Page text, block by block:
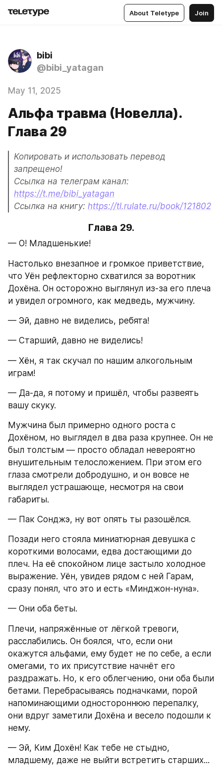
About Teletype Join
bibi
@bibi_yatagan
May 11, 2025
Альфа травма (Новелла).
Глава 29
Копировать и использовать перевод
запрещено!
https://t.me/bibi_yatagan
Ссылка на книгу: https://tl.rulate.ru/book/121802
Глава 29.
— О! Младшенькие!
Настолько внезапное и громкое приветствие,
что Уён рефлекторно схватился за воротник
Дохёна. Он осторожно выглянул из-за его плеча
и увидел огромного, как медведь, мужчину.
— Эй, давно не виделись, ребята!
— Старший, давно не виделись!
— Хён, я так скучал по нашим алкогольным
играм!
— Да-да, я потому и пришёл, чтобы развеять
вашу скуку.
Мужчина был примерно одного роста с
Дохёном, но выглядел в два раза крупнее. Он не
был толстым — просто обладал невероятно
внушительным телосложением. При этом его
глаза смотрели добродушно, и он вовсе не
выглядел устрашающе, несмотря на свои
габариты.
— Пак Сонджэ, ну вот опять ты разошёлся.
Позади него стояла миниатюрная девушка с
короткими волосами, едва достающими до
плеч. На её спокойном лице застыло холодное
выражение. Уён, увидев рядом с ней Гарам,
сразу понял, что это и есть «Минджон-нуна».
— Они оба беты.
Плечи, напряжённые от лёгкой тревоги,
расслабились. Он боялся, что, если они
окажутся альфами, ему будет не по себе, а если
омегами, то их присутствие начнёт его
раздражать. Но, к его облегчению, они оба были
бетами. Перебрасываясь подначками, порой
напоминающими одностороннюю перепалку,
они вдруг заметили Дохёна и весело подошли к
нему.
— Эй, Ким Дохён! Как тебе не стыдно,
младшему, даже не выйти встретить старших...